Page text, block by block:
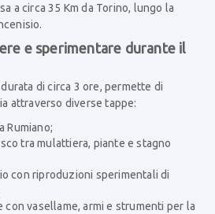
a circa 35 Km da Torino, lungo la
e sperimentare durante il
di circa 3 ore, permette di
attraverso diverse tappe:
Rumiano;
tra mulattiera, piante e stagno
con riproduzioni sperimentali di
vasellame, armi e strumenti per la